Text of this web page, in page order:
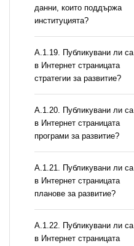
данни, които поддържа
институцията?
А.1.19. Публикувани ли са
в Интернет страницата
стратегии за развитие?
А.1.20. Публикувани ли са
в Интернет страницата
програми за развитие?
А.1.21. Публикувани ли са
в Интернет страницата
планове за развитие?
А.1.22. Публикувани ли са
в Интернет страницата